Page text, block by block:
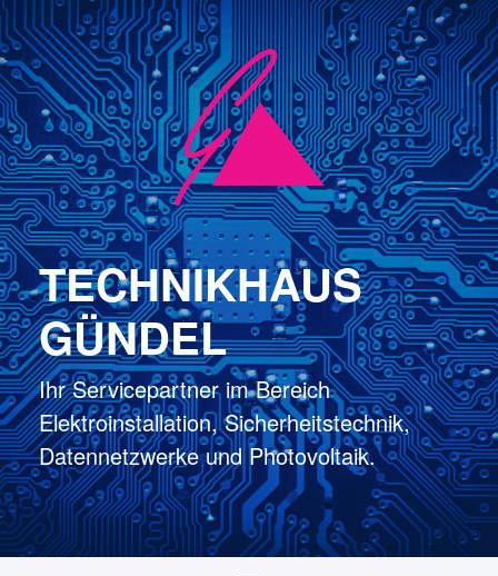
TECHNIKHAUS
GÜNDEL
Ihr Servicepartner im Bereich
Elektroinstallation, Sicherheitstechnik,
Datennetzwerke und Photovoltaik.